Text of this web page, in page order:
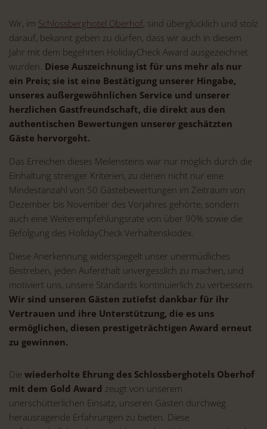
Wir, im Schlossberghotel Oberhof, sind überglücklich und stolz
darauf, bekannt geben zu dürfen, dass wir auch in diesem
Jahr mit dem begehrten HolidayCheck Award ausgezeichnet
wurden. Diese Auszeichnung ist für uns mehr als nur
ein Preis; sie ist eine Bestätigung unserer Hingabe,
unseres außergewöhnlichen Service und unserer
herzlichen Gastfreundschaft, die direkt aus den
authentischen Bewertungen unserer geschätzten
Gäste hervorgeht.
Das Erreichen dieses Meilensteins war nur möglich durch die
Einhaltung strenger Kriterien, zu denen nicht nur eine
Mindestanzahl von 50 Gästebewertungen im Zeitraum von
Dezember bis November des Vorjahres gehörte, sondern
auch eine Weiterempfehlungsrate von über 90% sowie die
Befolgung des HolidayCheck Verhaltenskodex.
Diese Anerkennung widerspiegelt unser unermüdliches
Bestreben, jeden Aufenthalt unvergesslich zu machen, und
motiviert uns, unsere Standards kontinuierlich zu verbessern.
Wir sind unseren Gästen zutiefst dankbar für ihr
Vertrauen und ihre Unterstützung, die es uns
ermöglichen, diesen prestigeträchtigen Award erneut
zu gewinnen.
Die wiederholte Ehrung des Schlossberghotels Oberhof
mit dem Gold Award zeugt von unserem
unerschütterlichen Einsatz, unseren Gästen durchweg
herausragende Erfahrungen zu bieten. Diese